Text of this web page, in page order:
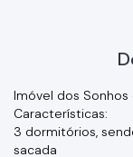
Imóvel dos Sonhos
Características:
3 dormitórios,
sacada